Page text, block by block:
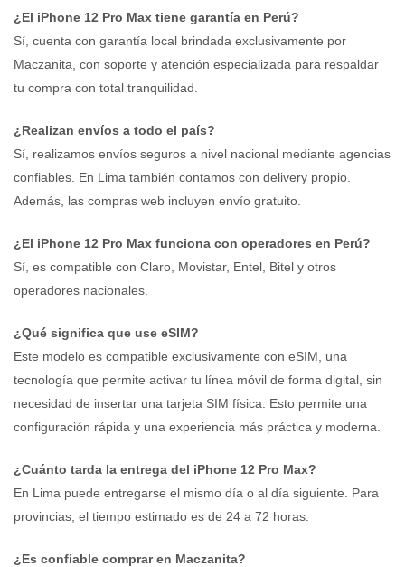
¿El iPhone 12 Pro Max tiene garantía en Perú?
Sí, cuenta con garantía local brindada exclusivamente por
Maczanita, con soporte y atención especializada para respaldar
tu compra con total tranquilidad.
¿Realizan envíos a todo el país?
Sí, realizamos envíos seguros a nivel nacional mediante agencias
confiables. En Lima también contamos con delivery propio.
Además, las compras web incluyen envío gratuito.
¿El iPhone 12 Pro Max funciona con operadores en Perú?
Sí, es compatible con Claro, Movistar, Entel, Bitel y otros
operadores nacionales.
¿Qué significa que use eSIM?
Este modelo es compatible exclusivamente con eSIM, una
tecnología que permite activar tu línea móvil de forma digital, sin
necesidad de insertar una tarjeta SIM física. Esto permite una
configuración rápida y una experiencia más práctica y moderna.
¿Cuánto tarda la entrega del iPhone 12 Pro Max?
En Lima puede entregarse el mismo día o al día siguiente. Para
provincias, el tiempo estimado es de 24 a 72 horas.
¿Es confiable comprar en Maczanita?